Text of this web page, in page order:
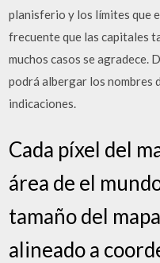
planisferio y los límites que
frecuente que las capitales
muchos casos se agradece.
podrá albergar los nombres
indicaciones.
Cada píxel del
área de el
tamaño del
alineado a